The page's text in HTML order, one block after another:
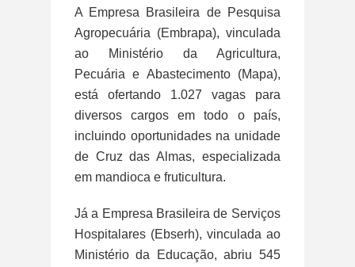
A Empresa Brasileira de Pesquisa
Agropecuária (Embrapa), vinculada
ao Ministério da Agricultura,
Pecuária e Abastecimento (Mapa),
está ofertando 1.027 vagas para
diversos cargos em todo o país,
incluindo oportunidades na unidade
de Cruz das Almas, especializada
em mandioca e fruticultura.
Já a Empresa Brasileira de Serviços
Hospitalares (Ebserh), vinculada ao
Ministério da Educação, abriu 545